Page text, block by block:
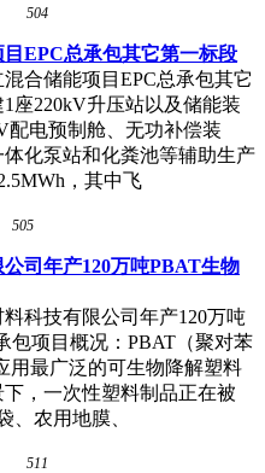
504
EPC总承包其它第一标段
合储能项目EPC总承包其它
座220kV升压站以及储能装
配电预制舱、无功补偿装
化泵站和化粪池等辅助生产
，其中飞
505
司年产120万吨PBAT生物
科技有限公司年产120万吨
包项目概况：PBAT（聚对苯
用最广泛的可生物降解塑料
，一次性塑料制品正在被
、农用地膜、
511